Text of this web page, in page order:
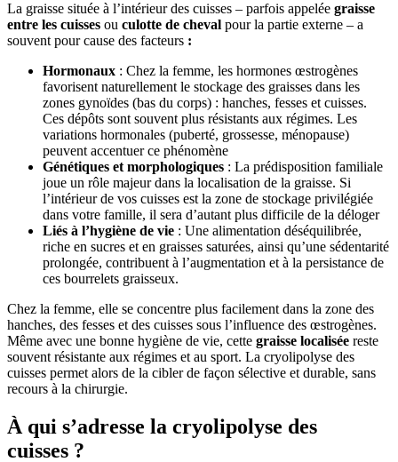
La graisse située à l’intérieur des cuisses – parfois appelée graisse
entre les cuisses ou culotte de cheval pour la partie externe – a
souvent pour cause des facteurs :
Hormonaux : Chez la femme, les hormones œstrogènes
favorisent naturellement le stockage des graisses dans les
zones gynoïdes (bas du corps) : hanches, fesses et cuisses.
Ces dépôts sont souvent plus résistants aux régimes. Les
variations hormonales (puberté, grossesse, ménopause)
peuvent accentuer ce phénomène
Génétiques et morphologiques : La prédisposition familiale
joue un rôle majeur dans la localisation de la graisse. Si
l’intérieur de vos cuisses est la zone de stockage privilégiée
dans votre famille, il sera d’autant plus difficile de la déloger
Liés à l’hygiène de vie : Une alimentation déséquilibrée,
riche en sucres et en graisses saturées, ainsi qu’une sédentarité
prolongée, contribuent à l’augmentation et à la persistance de
ces bourrelets graisseux.
Chez la femme, elle se concentre plus facilement dans la zone des
hanches, des fesses et des cuisses sous l’influence des œstrogènes.
Même avec une bonne hygiène de vie, cette graisse localisée reste
souvent résistante aux régimes et au sport. La cryolipolyse des
cuisses permet alors de la cibler de façon sélective et durable, sans
recours à la chirurgie.
À qui s’adresse la cryolipolyse des
cuisses ?